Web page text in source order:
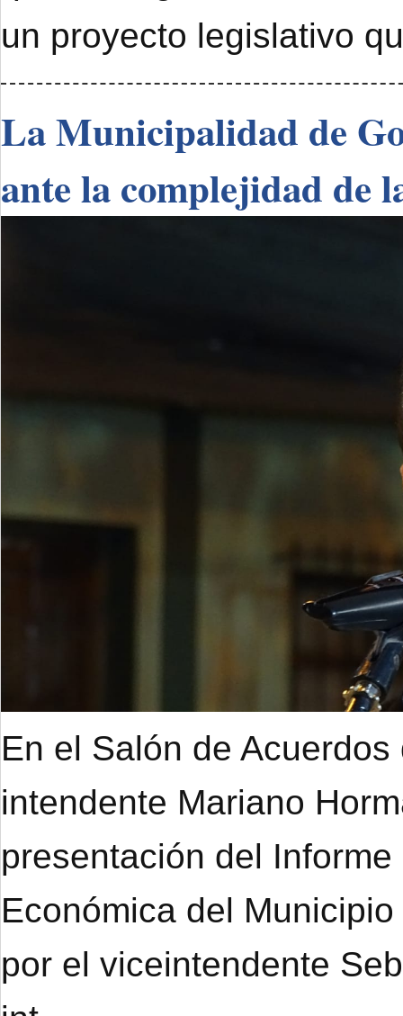
un proyecto legislativo
La Municipalidad de
ante la complejidad de
En el Salón de
intendente Mariano
presentación del
Económica del
por el viceintendente